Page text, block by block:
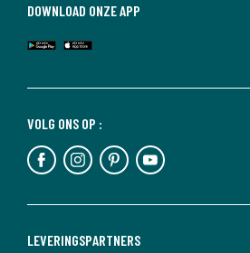
LEVERINGSPARTNERS
VOLG ONS OP :
DOWNLOAD ONZE APP